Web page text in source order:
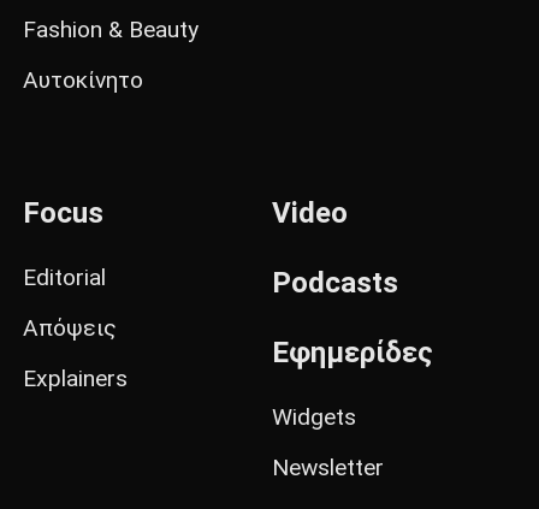
Fashion & Beauty
Αυτοκίνητο
Focus
Editorial
Απόψεις
Explainers
Video
Podcasts
Εφημερίδες
Widgets
Newsletter